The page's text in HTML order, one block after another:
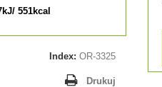
551kcal
Index: OR-3325
Drukuj